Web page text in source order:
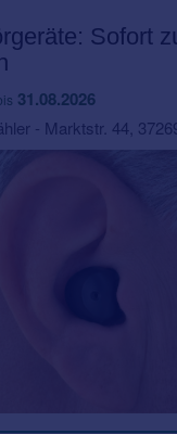
Sofort
31.08.2026
- Marktstr. 44,